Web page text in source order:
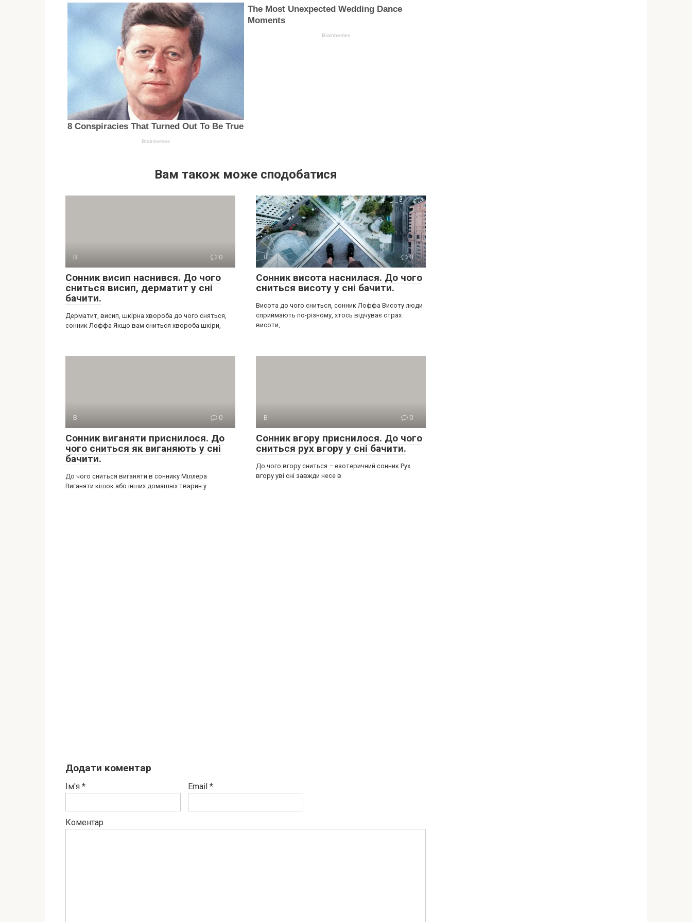
Вам також може сподобатися
В 0
Сонник висип наснився. До чого
сниться висип, дерматит у сні
бачити.
Дерматит, висип, шкірна хвороба до чого сняться,
сонник Лоффа Якщо вам сниться хвороба шкіри,
В 0
Сонник висота наснилася. До чого
сниться висоту у сні бачити.
Висота до чого сниться, сонник Лоффа Висоту люди
сприймають по-різному, хтось відчуває страх
висоти,
В 0
Сонник виганяти приснилося. До
чого сниться як виганяють у сні
бачити.
До чого сниться виганяти в соннику Міллера
Виганяти кішок або інших домашніх тварин у
В 0
Сонник вгору приснилося. До чого
сниться рух вгору у сні бачити.
До чого вгору сниться – езотеричний сонник Рух
вгору уві сні завжди несе в
Додати коментар
Ім'я * Email *
Коментар